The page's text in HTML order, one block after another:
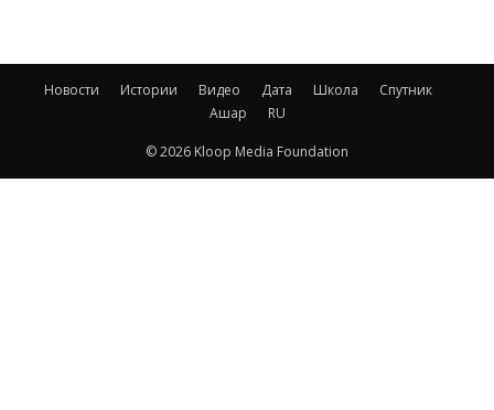
Новости Истории Видео Дата Школа
Спутник
Ашар
RU
© 2026 Kloop Media Foundation